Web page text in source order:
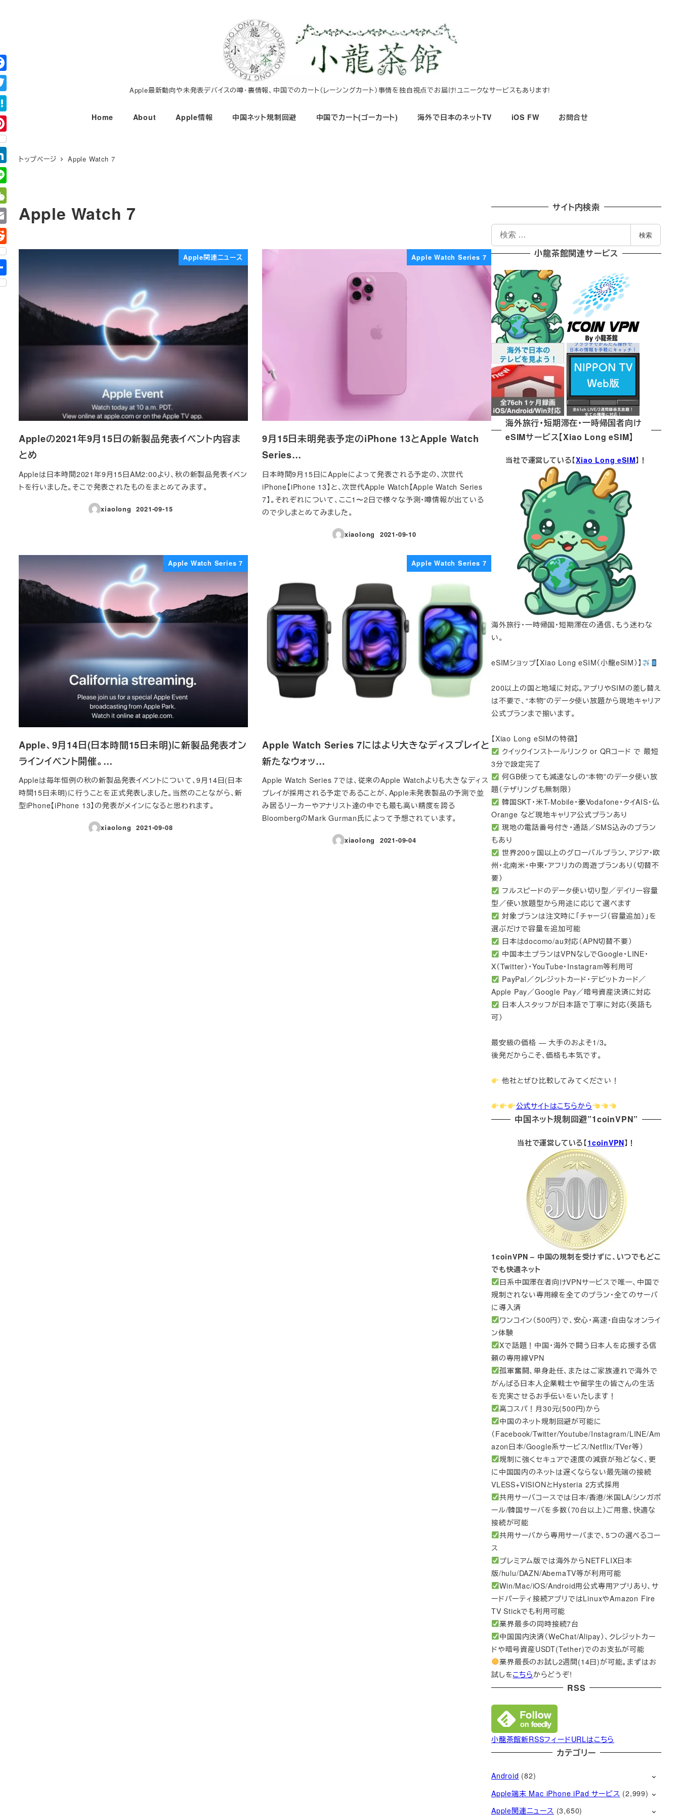
コ
ン
テ
ン
ツ
へ
移
動
Apple最新動向や未発表デバイスの噂・裏情報、中国でのカート（レーシングカート）事情を独自視点でお届け!ユニークなサービスもあります!
Home About Apple情報 中国ネット規制回避 中国でカート(ゴーカート) 海外で日本のネットTV iOS FW お問合せ
トップページ Apple Watch 7
Apple Watch 7
Apple関連ニュース
Appleの2021年9月15日の新製品発表イベント内容ま
とめ
Appleは日本時間2021年9月15日AM2:00より、秋の新製品発表イベン
トを行いました。そこで発表されたものをまとめてみます。
xiaolong
投稿日
2021-09-15
Apple Watch Series 7
9月15日未明発表予定のiPhone 13とApple Watch
Series…
日本時間9月15日にAppleによって発表される予定の、次世代
iPhone【iPhone 13】と、次世代Apple Watch【Apple Watch Series
7】。それぞれについて、ここ1〜2日で様々な予測・噂情報が出ている
ので少しまとめてみました。
xiaolong
投稿日
2021-09-10
Apple Watch Series 7
Apple、9月14日(日本時間15日未明)に新製品発表オン
ラインイベント開催。…
Appleは毎年恒例の秋の新製品発表イベントについて、9月14日(日本
時間15日未明)に行うことを正式発表しました。当然のことながら、新
型iPhone【iPhone 13】の発表がメインになると思われます。
xiaolong
投稿日
2021-09-08
Apple Watch Series 7
Apple Watch Series 7にはより大きなディスプレイと
新たなウォッ…
Apple Watch Series 7では、従来のApple Watchよりも大きなディス
プレイが採用される予定であることが、Apple未発表製品の予測で並
み居るリーカーやアナリスト達の中でも最も高い精度を誇る
BloombergのMark Gurman氏によって予想されています。
xiaolong
投稿日
2021-09-04
サイト内検索
索
検索
小龍茶館関連サービス
海外旅行・短期滞在・一時帰国者向け
eSIMサービス【Xiao Long eSIM】
当社で運営している【Xiao Long eSIM】！
海外旅行・一時帰国・短期滞在の通信、もう迷わな
い。
eSIMショップ【Xiao Long eSIM（小龍eSIM）】
200以上の国と地域に対応。アプリやSIMの差し替え
は不要で、“本物”のデータ使い放題から現地キャリア
公式プランまで揃います。
【Xiao Long eSIMの特徴】
クイックインストールリンク or QRコード で 最短
3分で設定完了
何GB使っても減速なしの“本物”のデータ使い放
題（テザリングも無制限）
韓国SKT・米T-Mobile・豪Vodafone・タイAIS・仏
Orange など現地キャリア公式プランあり
現地の電話番号付き・通話／SMS込みのプラン
もあり
世界200ヶ国以上のグローバルプラン、アジア・欧
州・北南米・中東・アフリカの周遊プランあり（切替不
要）
フルスピードのデータ使い切り型／デイリー容量
型／使い放題型から用途に応じて選べます
対象プランは注文時に「チャージ（容量追加）」を
選ぶだけで容量を追加可能
日本はdocomo/au対応（APN切替不要）
中国本土プランはVPNなしでGoogle・LINE・
X（Twitter）・YouTube・Instagram等利用可
PayPal／クレジットカード・デビットカード／
Apple Pay／Google Pay／暗号資産決済に対応
日本人スタッフが日本語で丁寧に対応（英語も
可）
最安級の価格 — 大手のおよそ1/3。
後発だからこそ、価格も本気です。
他社とぜひ比較してみてください！
公式サイトはこちらから
中国ネット規制回避”1coinVPN”
当社で運営している【1coinVPN】！
1coinVPN – 中国の規制を受けずに、いつでもどこ
でも快適ネット
日系中国滞在者向けVPNサービスで唯一、中国で
規制されない専用線を全てのプラン・全てのサーバ
に導入済
ワンコイン（500円）で、安心・高速・自由なオンライ
ン体験
Xで話題！中国・海外で闘う日本人を応援する信
頼の専用線VPN
孤軍奮闘、単身赴任、またはご家族連れで海外で
がんばる日本人企業戦士や留学生の皆さんの生活
を充実させるお手伝いをいたします！
高コスパ！月30元(500円)から
中国のネット規制回避が可能に
（Facebook/Twitter/Youtube/Instagram/LINE/Am
azon日本/Google系サービス/Netflix/TVer等）
規制に強くセキュアで速度の減衰が殆どなく、更
に中国国内のネットは遅くならない最先端の接続
VLESS+VISIONとHysteria 2方式採用
共用サーバコースでは日本/香港/米国LA/シンガポ
ール/韓国サーバを多数（70台以上）ご用意、快適な
接続が可能
共用サーバから専用サーバまで、5つの選べるコー
ス
プレミアム版では海外からNETFLIX日本
版/hulu/DAZN/AbemaTV等が利用可能
Win/Mac/iOS/Android用公式専用アプリあり、サ
ードパーティ接続アプリではLinuxやAmazon Fire
TV Stickでも利用可能
業界最多の同時接続7台
中国国内決済（WeChat/Alipay）、クレジットカー
ドや暗号資産USDT(Tether)でのお支払が可能
業界最長のお試し2週間(14日)が可能。まずはお
試しをこちらからどうぞ!
RSS
小龍茶館新RSSフィードURLはこちら
カテゴリー
Android (82)
Apple端末 Mac iPhone iPad サービス (2,999)
Apple関連ニュース (3,650)